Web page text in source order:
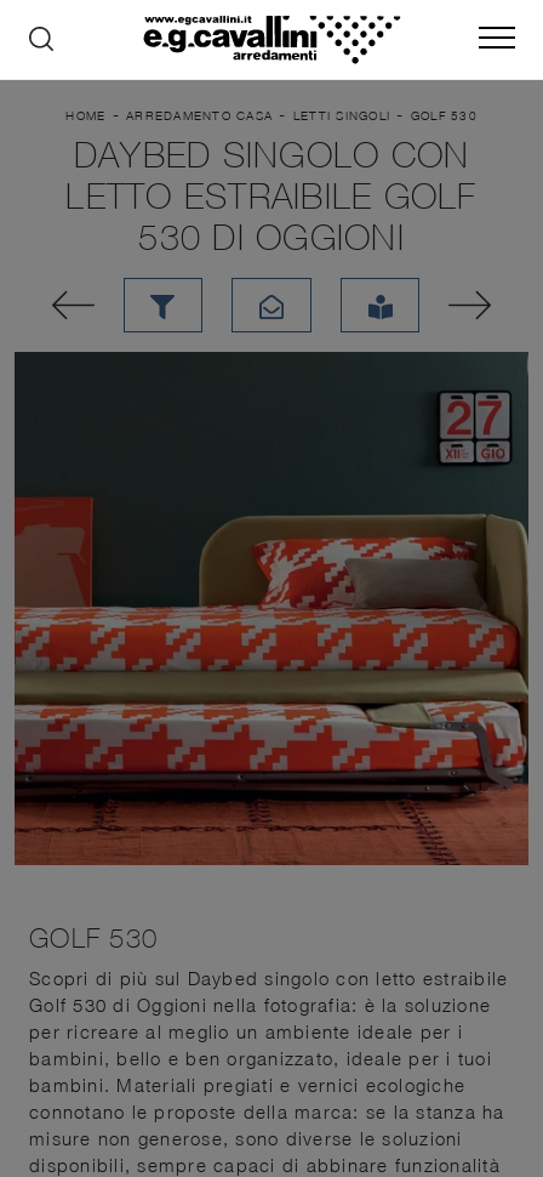
HOME - ARREDAMENTO CASA - LETTI SINGOLI - GOLF 530
DAYBED SINGOLO CON
LETTO ESTRAIBILE GOLF
530 DI OGGIONI
GOLF 530
Scopri di più sul Daybed singolo con letto estraibile
Golf 530 di Oggioni nella fotografia: è la soluzione
per ricreare al meglio un ambiente ideale per i
bambini, bello e ben organizzato, ideale per i tuoi
bambini. Materiali pregiati e vernici ecologiche
connotano le proposte della marca: se la stanza ha
misure non generose, sono diverse le soluzioni
disponibili, sempre capaci di abbinare funzionalità